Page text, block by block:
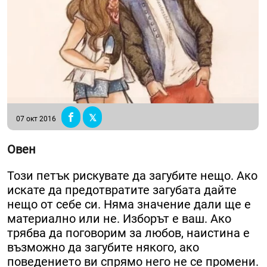
07 окт 2016
Овен
Този петък рискувате да загубите нещо. Ако
искате да предотвратите загубата дайте
нещо от себе си. Няма значение дали ще е
материално или не. Изборът е ваш. Ако
трябва да поговорим за любов, наистина е
възможно да загубите някого, ако
поведението ви спрямо него не се промени.